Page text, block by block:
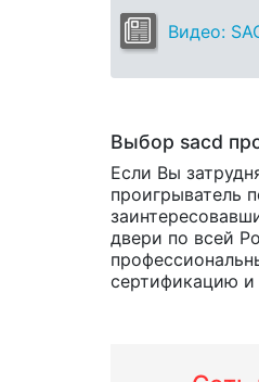
Видео:
Выбор sacd
Если Вы
проигрыватель
двери по всей
сертификацию и